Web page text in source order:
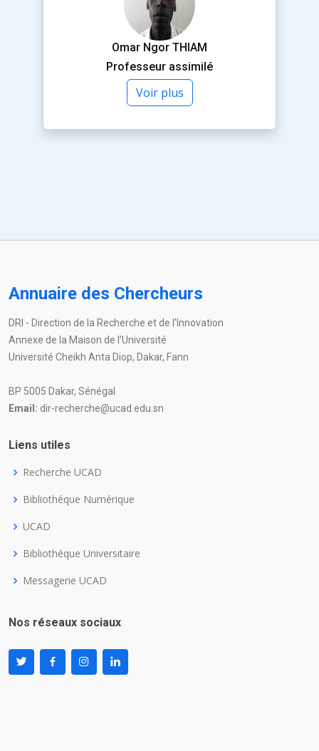
Omar Ngor THIAM
Professeur assimilé
Voir plus
Annuaire des Chercheurs
DRI - Direction de la Recherche et de l'Innovation
Annexe de la Maison de l’Université
Université Cheikh Anta Diop, Dakar, Fann
BP 5005 Dakar, Sénégal
Email: dir-recherche@ucad.edu.sn
Liens utiles
Recherche UCAD
Bibliothéque Numérique
UCAD
Bibliothéque Universitaire
Messagerie UCAD
Nos réseaux sociaux